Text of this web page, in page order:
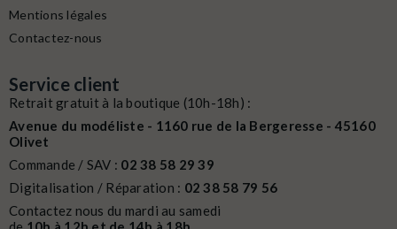
Mentions légales
Contactez-nous
Service client
Retrait gratuit à la boutique (10h-18h) :
Avenue du modéliste - 1160 rue de la Bergeresse - 45160
Olivet
Commande / SAV : 02 38 58 29 39
Digitalisation / Réparation : 02 38 58 79 56
Contactez nous du mardi au samedi